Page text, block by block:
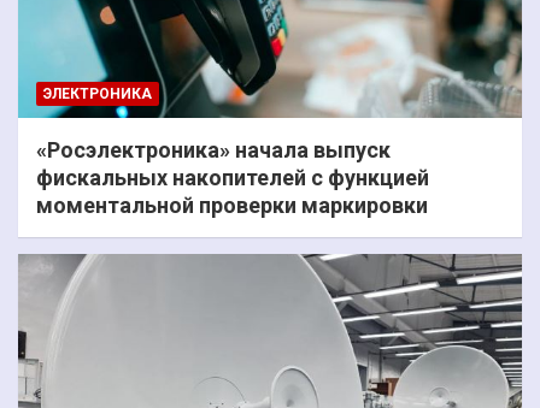
ЭЛЕКТРОНИКА
«Росэлектроника» начала выпуск
фискальных накопителей с функцией
моментальной проверки маркировки